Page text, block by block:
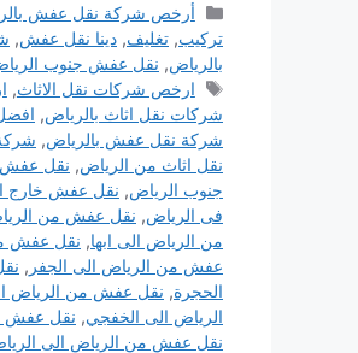
التصنيفات
أرخص شركة نقل عفش
تركيب, تغليف, دينا نقل عفش,
بالرياض, نقل عفش جنوب
الوسوم
ارخص شركات نقل الاثاث,
شركات نقل اثاث بالرياض,
شركة نقل عفش بالرياض,
نقل اثاث من الرياض, نقل عفش
جنوب الرياض, نقل عفش خارج
فى الرياض, نقل عفش من
من الرياض الى ابها, نقل عفش
عفش من الرياض الى الجفر ,
الحجرة, نقل عفش من الرياض
الرياض الى الخفجي, نقل عفش
نقل عفش من الرياض الى